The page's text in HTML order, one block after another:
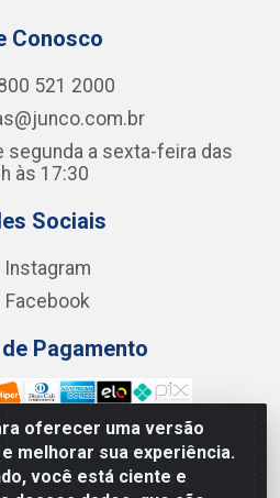
oferecer uma versão
melhorar sua experiência.
você está ciente e
Conosco
521 2000
segunda a sexta-feira das
às 17:30
Sociais
Instagram
Facebook
Pagamento
Ltda - R. Lineu Anterino